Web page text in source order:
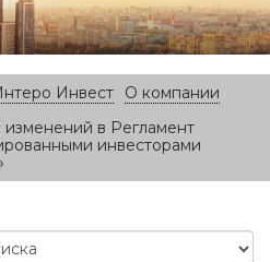
Инвест
О компании
в Регламент
инвесторами